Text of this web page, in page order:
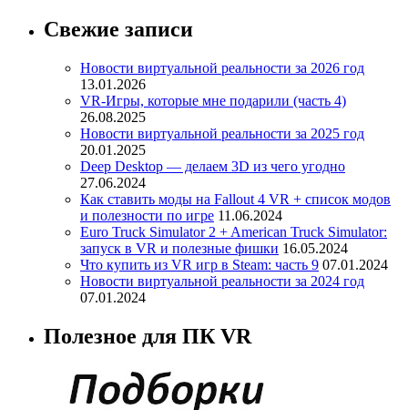
Свежие записи
Новости виртуальной реальности за 2026 год
13.01.2026
VR-Игры, которые мне подарили (часть 4)
26.08.2025
Новости виртуальной реальности за 2025 год
20.01.2025
Deep Desktop — делаем 3D из чего угодно
27.06.2024
Как ставить моды на Fallout 4 VR + список модов
и полезности по игре 11.06.2024
Euro Truck Simulator 2 + American Truck Simulator:
запуск в VR и полезные фишки 16.05.2024
Что купить из VR игр в Steam: часть 9 07.01.2024
Новости виртуальной реальности за 2024 год
07.01.2024
Полезное для ПК VR